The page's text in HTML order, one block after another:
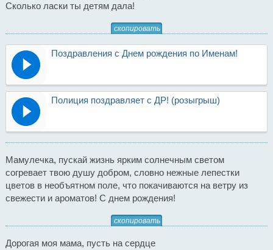
Сколько ласки ты детям дала!
скопировать
Поздравления с Днем рождения по Именам!
Полиция поздравляет с ДР! (розыгрыш)
Мамулечка, пускай жизнь ярким солнечным светом
согревает твою душу добром, словно нежные лепестки
цветов в необъятном поле, что покачиваются на ветру из
свежести и ароматов! С днем рождения!
скопировать
Дорогая моя мама, пусть на сердце